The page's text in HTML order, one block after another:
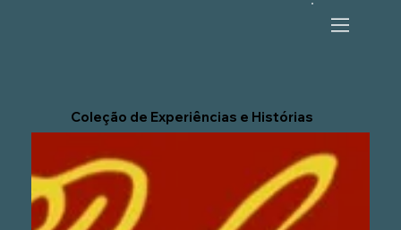
Coleção de Experiências e Histórias